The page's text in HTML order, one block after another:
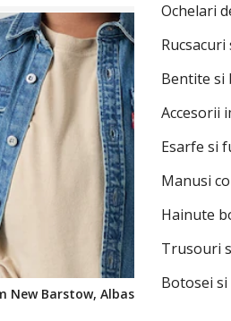
Ochelari
Bentite si
Accesorii
Esarfe si
Manusi
Hainute
Trusouri
Botosei
New Barstow, Albastru deschis, 92